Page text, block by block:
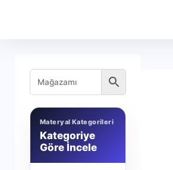
Materyal Kategorileri
Kategoriye
Göre İncele